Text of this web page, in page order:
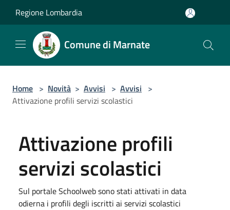
Regione Lombardia
Comune di Marnate
Home > Novità > Avvisi > Avvisi >
Attivazione profili servizi scolastici
Attivazione profili
servizi scolastici
Sul portale Schoolweb sono stati attivati in data
odierna i profili degli iscritti ai servizi scolastici